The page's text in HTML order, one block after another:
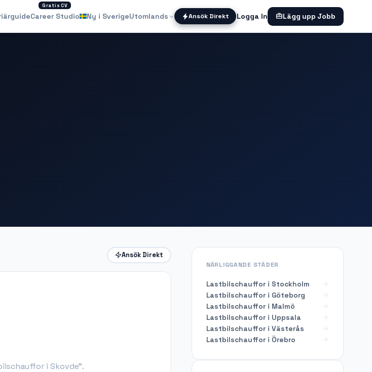
Gratis CV
Career Studio Ny i SverigeUtomlands Ansök Direkt Logga In Lägg upp Jobb
Ansök Direkt
i Skovde".
NÄRLIGGANDE STÄDER
Lastbilschauffor i Stockholm
Lastbilschauffor i Göteborg
Lastbilschauffor i Malmö
Lastbilschauffor i Uppsala
Lastbilschauffor i Västerås
Lastbilschauffor i Örebro